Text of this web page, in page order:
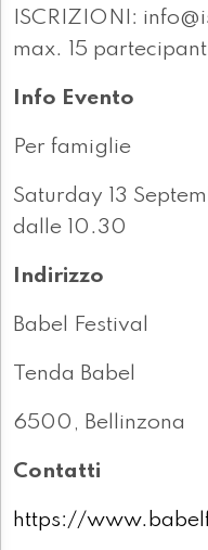
ISCRIZIONI:
max. 15
Info Evento
Per famiglie
Saturday 13
dalle 10.30
Indirizzo
Babel Festival
Tenda Babel
6500, Bellinzona
Contatti
https://